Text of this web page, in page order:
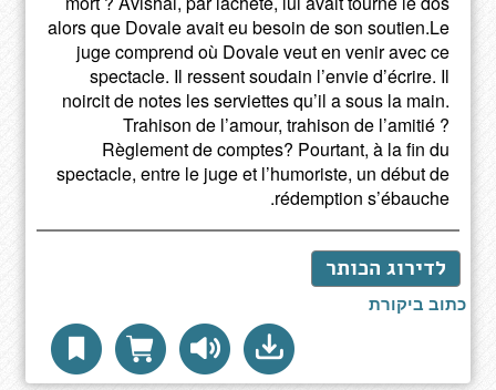
alors que Dovale avait eu besoin de son soutien.Le
juge comprend où Dovale veut en venir avec ce
spectacle. Il ressent soudain l’envie d’écrire. Il
noircit de notes les serviettes qu’il a sous la main.
Trahison de l’amour, trahison de l’amitié ?
Règlement de comptes? Pourtant, à la fin du
spectacle, entre le juge et l’humoriste, un début de
rédemption s’ébauche.
לדירוג הכותר
כתוב ביקורת